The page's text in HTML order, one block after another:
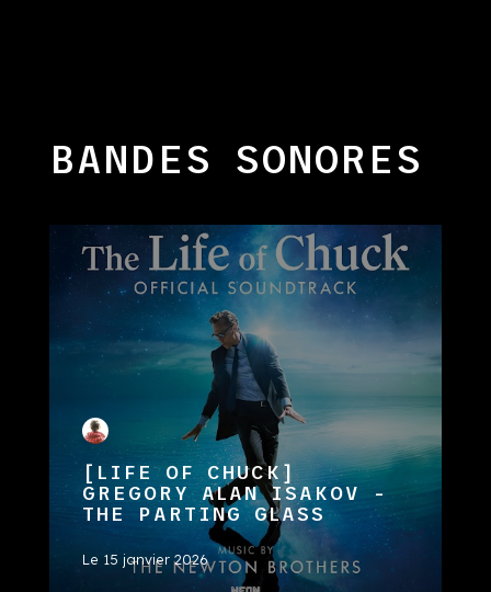
BANDES SONORES
[LIFE OF CHUCK]
GREGORY ALAN ISAKOV -
THE PARTING GLASS
Le 15 janvier 2026